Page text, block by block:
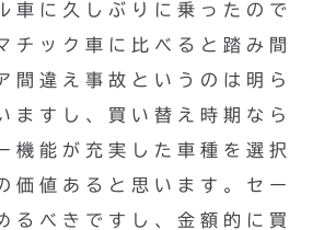
車に久しぶりに乗ったので
チック車に比べると踏み間
間違え事故というのは明ら
ますし、買い替え時期なら
機能が充実した車種を選択
価値あると思います。セー
るべきですし、金額的に買